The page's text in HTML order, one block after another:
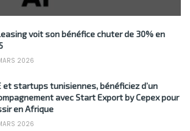
voit son bénéfice chuter de 30% en
2026
et startups tunisiennes, bénéficiez d’un
avec Start Export by Cepex pour
en Afrique
2026